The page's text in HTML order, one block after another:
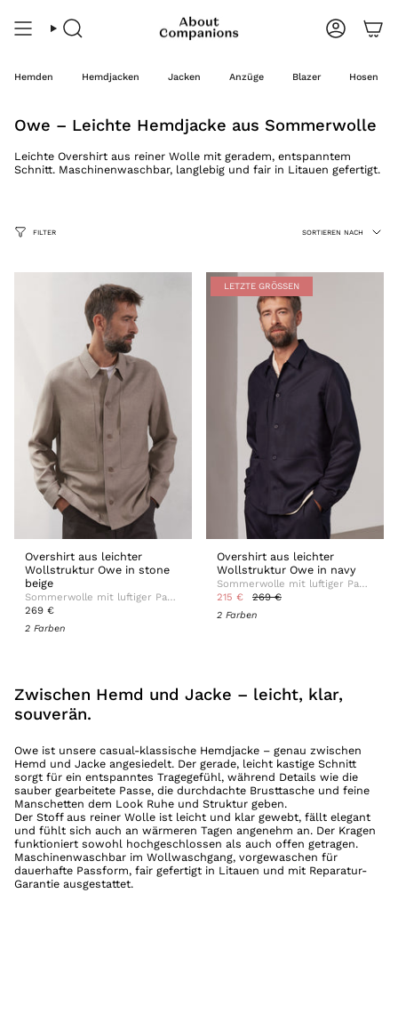
Inhalt
springen
Suche Konto
Hemden Hemdjacken Jacken Anzüge Blazer Hosen
Owe – Leichte Hemdjacke aus Sommerwolle
Leichte Overshirt aus reiner Wolle mit geradem, entspanntem
Schnitt. Maschinenwaschbar, langlebig und fair in Litauen gefertigt.
FILTER SORTIEREN NACH
Overshirt aus leichter
Wollstruktur Owe in stone
beige
Sommerwolle mit luftiger Panama-Webung
269 €
2 Farben
LETZTE GRÖSSEN
Overshirt aus leichter
Wollstruktur Owe in navy
Sommerwolle mit luftiger Panama-Webung
215 €
269 €
2 Farben
Zwischen Hemd und Jacke – leicht, klar,
souverän.
Owe ist unsere casual-klassische Hemdjacke – genau zwischen
Hemd und Jacke angesiedelt. Der gerade, leicht kastige Schnitt
sorgt für ein entspanntes Tragegefühl, während Details wie die
sauber gearbeitete Passe, die durchdachte Brusttasche und feine
Manschetten dem Look Ruhe und Struktur geben.
Der Stoff aus reiner Wolle ist leicht und klar gewebt, fällt elegant
und fühlt sich auch an wärmeren Tagen angenehm an. Der Kragen
funktioniert sowohl hochgeschlossen als auch offen getragen.
Maschinenwaschbar im Wollwaschgang, vorgewaschen für
dauerhafte Passform, fair gefertigt in Litauen und mit Reparatur-
Garantie ausgestattet.